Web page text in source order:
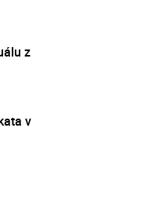
z
v